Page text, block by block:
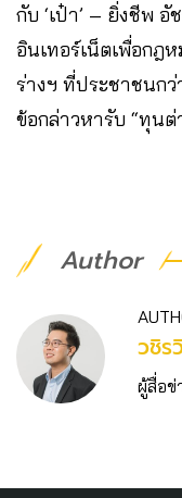
กับ​ ‘เป๋า’ – ยิ่งชีพ
อินเทอร์เน็ตเพื่อกฎ
ร่างฯ​ ที่ประชาชนก
ข้อกล่าวหารับ​ “ทุนต่
Author
วชิร​
ผู้สื่อข่